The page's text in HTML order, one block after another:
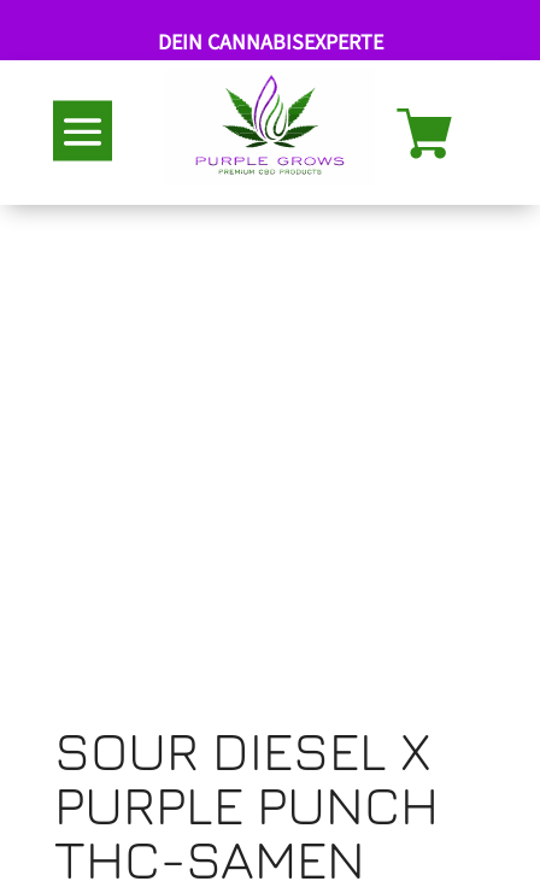
DEIN CANNABISEXPERTE
Abholung nach Termin
SOUR DIESEL X
PURPLE PUNCH
THC-SAMEN